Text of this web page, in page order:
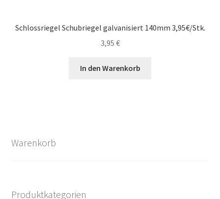
Schlossriegel Schubriegel galvanisiert 140mm 3,95€/Stk.
3,95 €
In den Warenkorb
Warenkorb
Produktkategorien